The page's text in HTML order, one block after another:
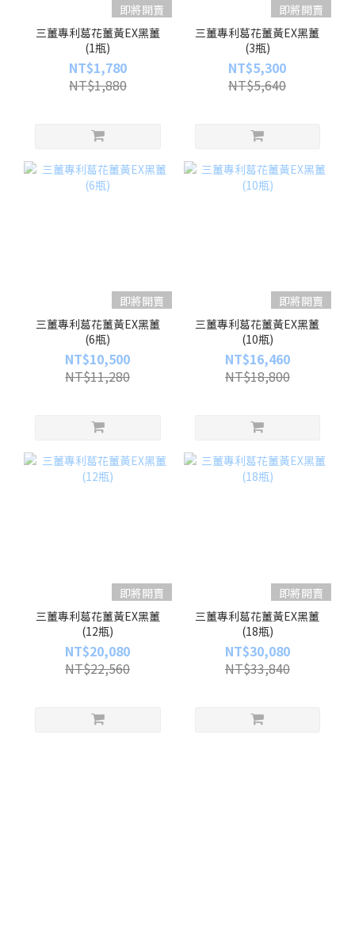
即將開賣
三薑專利葛花薑黃EX黑薑
(1瓶)
NT$1,780
NT$1,880
即將開賣
三薑專利葛花薑黃EX黑薑
(3瓶)
NT$5,300
NT$5,640
即將開賣
三薑專利葛花薑黃EX黑薑
(6瓶)
NT$10,500
NT$11,280
即將開賣
三薑專利葛花薑黃EX黑薑
(10瓶)
NT$16,460
NT$18,800
即將開賣
三薑專利葛花薑黃EX黑薑
(12瓶)
NT$20,080
NT$22,560
即將開賣
三薑專利葛花薑黃EX黑薑
(18瓶)
NT$30,080
NT$33,840